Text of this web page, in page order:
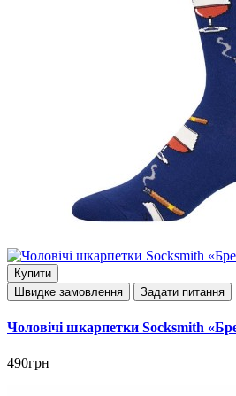
Купити
Швидке замовлення
Задати питання
Чоловічі шкарпетки Socksmith
490грн